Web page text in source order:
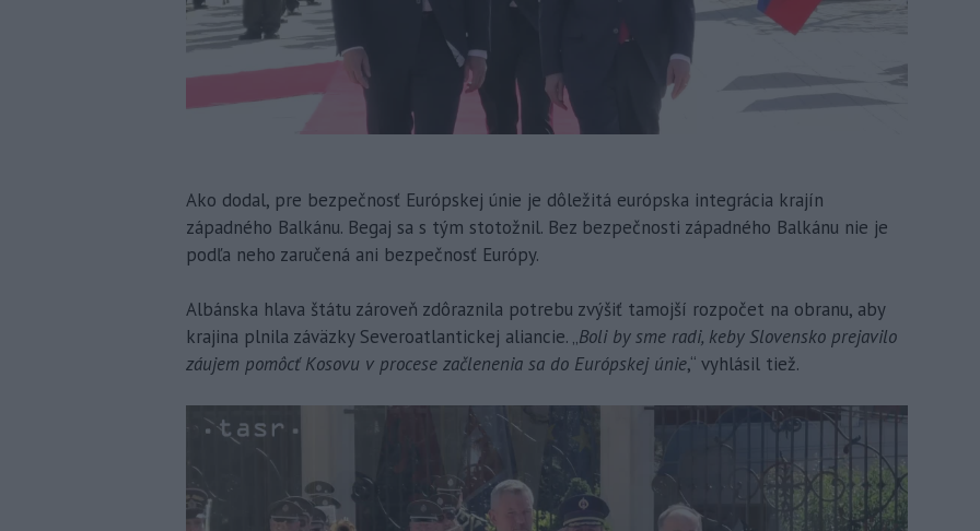
Ako dodal, pre bezpečnosť Európskej únie je dôležitá európska integrácia krajín
západného Balkánu. Begaj sa s tým stotožnil. Bez bezpečnosti západného Balkánu nie je
podľa neho zaručená ani bezpečnosť Európy.
Albánska hlava štátu zároveň zdôraznila potrebu zvýšiť tamojší rozpočet na obranu, aby
krajina plnila záväzky Severoatlantickej aliancie. „Boli by sme radi, keby Slovensko prejavilo
záujem pomôcť Kosovu v procese začlenenia sa do Európskej únie,“ vyhlásil tiež.